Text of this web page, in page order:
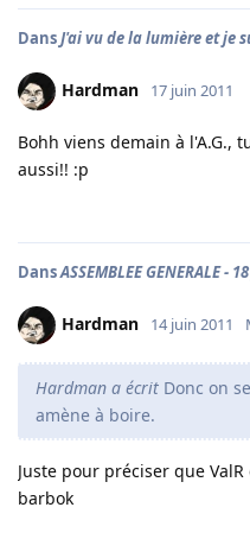
DansJ'ai vu de la lumière et je
Hardman 17 juin 2011
Bohh viens demain à l'A.G.,
aussi!! :p
DansASSEMBLEE GENERALE -
Hardman 14 juin 2011
Hardman a écrit Donc on
amène à boire.
Juste pour préciser que
barbok